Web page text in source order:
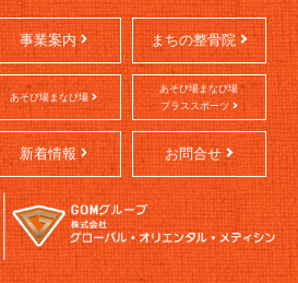
事業案内 まちの整骨院
あそび場まなび場
あそび場まなび場
プラススポーツ
新着情報 お問合せ